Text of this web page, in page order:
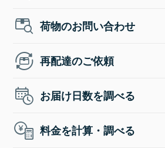
荷物のお問い合わせ
再配達のご依頼
お届け日数を調べる
料金を計算・調べる